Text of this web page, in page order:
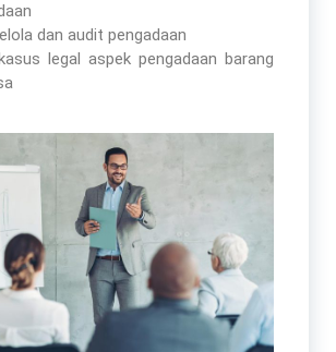
dan audit pengadaan
legal aspek pengadaan barang